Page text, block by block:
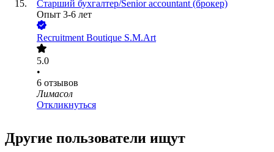
Старший бухгалтер/Senior accountant (брокер)
Опыт 3-6 лет
Recruitment Boutique S.M.Art
5.0
•
6 отзывов
Лимасол
Откликнуться
Другие пользователи ищут